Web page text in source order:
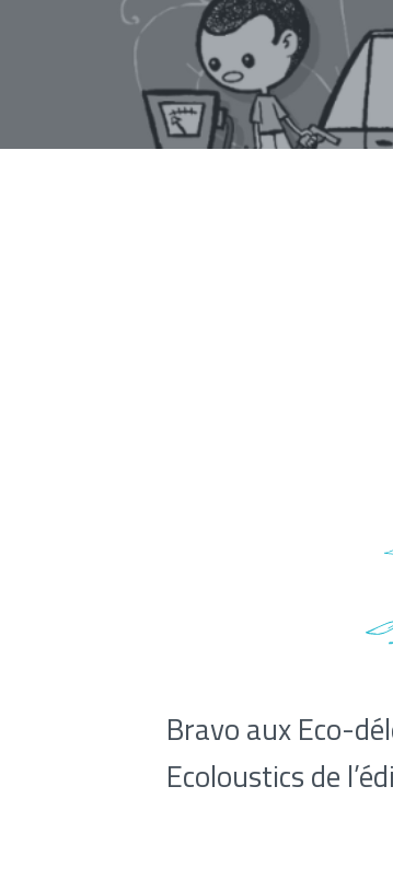
Bravo aux Eco-
Ecoloustics de